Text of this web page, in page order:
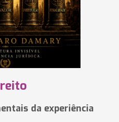
da experiência